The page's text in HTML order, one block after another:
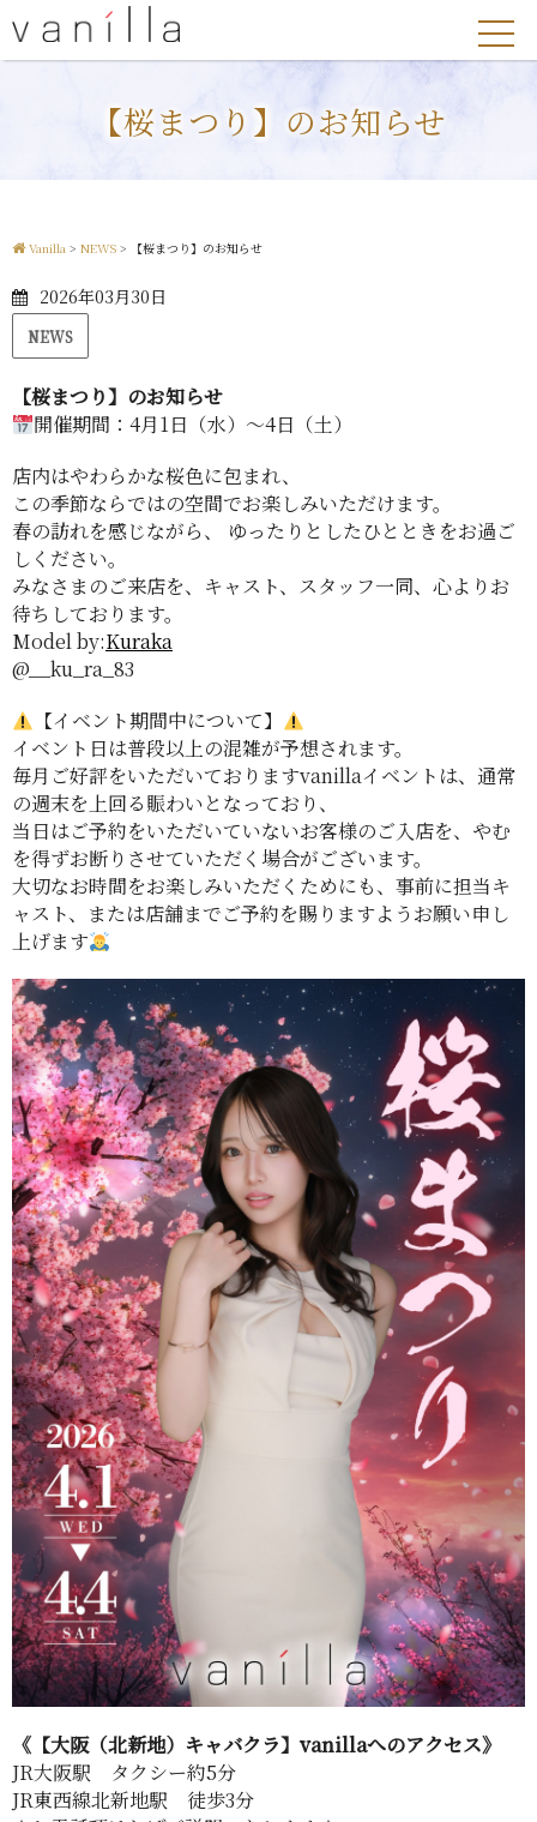
【桜まつり】のお知らせ
Vanilla > NEWS > 【桜まつり】のお知らせ
2026年03月30日
NEWS
【桜まつり】のお知らせ
開催期間：4月1日（水）〜4日（土）
店内はやわらかな桜色に包まれ、
この季節ならではの空間でお楽しみいただけます。
春の訪れを感じながら、 ゆったりとしたひとときをお過ご
しください。
みなさまのご来店を、キャスト、スタッフ一同、心よりお
待ちしております。
Model by:Kuraka
@__ku_ra_83
【イベント期間中について】
イベント日は普段以上の混雑が予想されます。
毎月ご好評をいただいておりますvanillaイベントは、通常
の週末を上回る賑わいとなっており、
当日はご予約をいただいていないお客様のご入店を、やむ
を得ずお断りさせていただく場合がございます。
大切なお時間をお楽しみいただくためにも、事前に担当キ
ャスト、または店舗までご予約を賜りますようお願い申し
上げます
《【大阪（北新地）キャバクラ】vanillaへのアクセス》
JR大阪駅 タクシー約5分
JR東西線北新地駅 徒歩3分